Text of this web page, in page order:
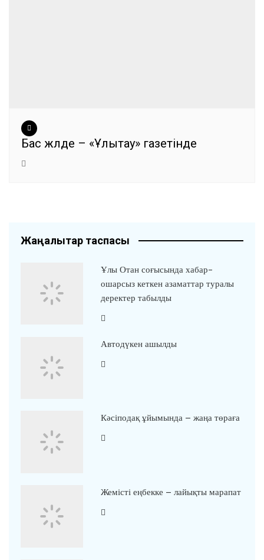
Бас жүлде – «Ұлытау» газетінде
Жаңалықтар таспасы
Ұлы Отан соғысында хабар-
ошарсыз кеткен азаматтар туралы
деректер табылды
Автодүкен ашылды
Кәсіподақ ұйымында – жаңа төраға
Жемісті еңбекке – лайықты марапат